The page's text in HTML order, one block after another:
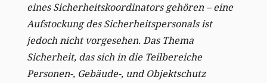
eines Sicherheitskoordinators gehören – eine
Aufstockung des Sicherheitspersonals ist
jedoch nicht vorgesehen.Das Thema
Sicherheit, das sich in die Teilbereiche
Personen-, Gebäude-, und Objektschutz